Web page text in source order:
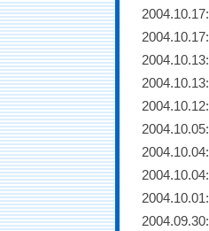
2004.10.17:
2004.10.17:
2004.10.13:
2004.10.13:
2004.10.12:
2004.10.05:
2004.10.04:
2004.10.04:
2004.10.01:
2004.09.30: